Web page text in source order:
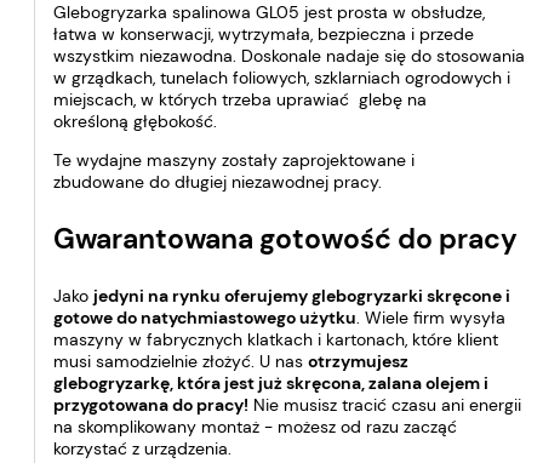
Glebogryzarka spalinowa GL05 jest prosta w obsłudze,
łatwa w konserwacji, wytrzymała, bezpieczna i przede
wszystkim niezawodna. Doskonale nadaje się do stosowania
w grządkach, tunelach foliowych, szklarniach ogrodowych i
miejscach, w których trzeba uprawiać glebę na
określoną głębokość.
Te wydajne maszyny zostały zaprojektowane i
zbudowane do długiej niezawodnej pracy.
Gwarantowana gotowość do pracy
Jako jedyni na rynku oferujemy glebogryzarki skręcone i
gotowe do natychmiastowego użytku. Wiele firm wysyła
maszyny w fabrycznych klatkach i kartonach, które klient
musi samodzielnie złożyć. U nas otrzymujesz
glebogryzarkę, która jest już skręcona, zalana olejem i
przygotowana do pracy! Nie musisz tracić czasu ani energii
na skomplikowany montaż - możesz od razu zacząć
korzystać z urządzenia.